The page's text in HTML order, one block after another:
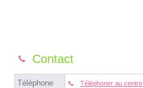
Contact
Téléphone Téléphoner au centre